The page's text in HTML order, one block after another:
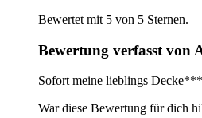
Bewertet mit 5 von 5 Sternen.
Bewertung verfasst von
Sofort meine lieblings
War diese Bewertung für dich